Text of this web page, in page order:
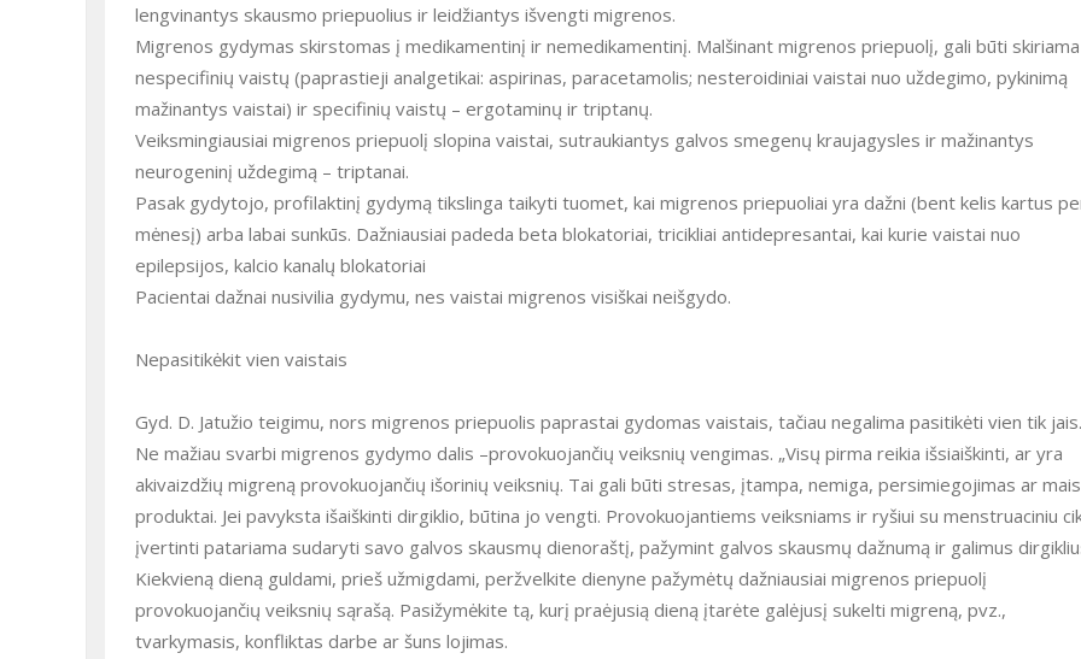
lengvinantys skausmo priepuolius ir leidžiantys išvengti migrenos.
Migrenos gydymas skirstomas į medikamentinį ir nemedikamentinį. Malšinant migrenos priepuolį, gali būti skiriama
nespecifinių vaistų (paprastieji analgetikai: aspirinas, paracetamolis; nesteroidiniai vaistai nuo uždegimo, pykinimą
mažinantys vaistai) ir specifinių vaistų – ergotaminų ir triptanų.
Veiksmingiausiai migrenos priepuolį slopina vaistai, sutraukiantys galvos smegenų kraujagysles ir mažinantys
neurogeninį uždegimą – triptanai.
Pasak gydytojo, profilaktinį gydymą tikslinga taikyti tuomet, kai migrenos priepuoliai yra dažni (bent kelis kartus
mėnesį) arba labai sunkūs. Dažniausiai padeda beta blokatoriai, tricikliai antidepresantai, kai kurie vaistai nuo
epilepsijos, kalcio kanalų blokatoriai
Pacientai dažnai nusivilia gydymu, nes vaistai migrenos visiškai neišgydo.
Nepasitikėkit vien vaistais
Gyd. D. Jatužio teigimu, nors migrenos priepuolis paprastai gydomas vaistais, tačiau negalima pasitikėti vien tik jais.
Ne mažiau svarbi migrenos gydymo dalis –provokuojančių veiksnių vengimas. „Visų pirma reikia išsiaiškinti, ar yra
akivaizdžių migreną provokuojančių išorinių veiksnių. Tai gali būti stresas, įtampa, nemiga, persimiegojimas ar
produktai. Jei pavyksta išaiškinti dirgiklio, būtina jo vengti. Provokuojantiems veiksniams ir ryšiui su menstruaciniu
įvertinti patariama sudaryti savo galvos skausmų dienoraštį, pažymint galvos skausmų dažnumą ir galimus
Kiekvieną dieną guldami, prieš užmigdami, peržvelkite dienyne pažymėtų dažniausiai migrenos priepuolį
provokuojančių veiksnių sąrašą. Pasižymėkite tą, kurį praėjusią dieną įtarėte galėjusį sukelti migreną, pvz.,
tvarkymasis, konfliktas darbe ar šuns lojimas.